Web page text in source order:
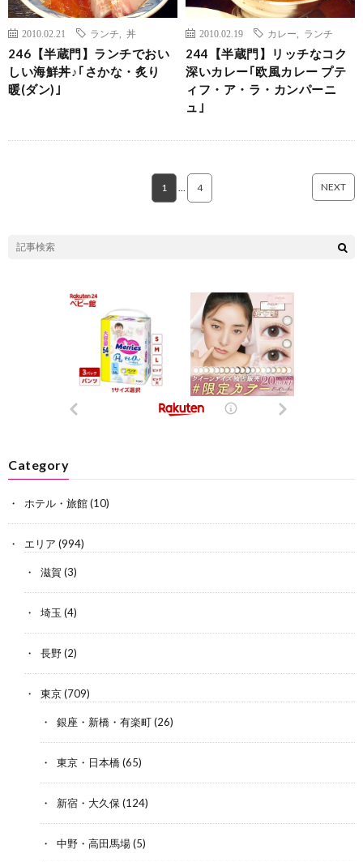
2010.02.21 ランチ 丼
246【半蔵門】ランチでおい
しい海鮮丼♪｢さかな・炙り
暖(ダン)｣
2010.02.19 カレー ランチ
244【半蔵門】リッチなコク
深いカレー｢欧風カレー プテ
ィフ・ア・ラ・カンパーニ
ュ｣
1 4 NEXT
Category
ホテル・旅館(10)
エリア (994)
滋賀 (3)
埼玉 (4)
長野(2)
東京(709)
銀座・新橋・有楽町(26)
東京・日本橋(65)
新宿・大久保 (124)
中野・高田馬場(5)